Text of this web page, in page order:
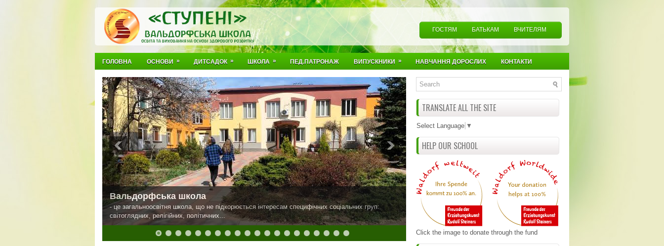
ГОСТЯМ БАТЬКАМ ВЧИТЕЛЯМ
ГОЛОВНА ОСНОВИ » ДИТСАДОК » ШКОЛА » ПЕД.ПАТРОНАЖ ВИПУСКНИКИ » НАВЧАННЯ ДОРОСЛИХ КОНТАКТИ
Вальдорфська школа
- це загальноосвітня школа, що не підкорюється інтересам специфічних соціальних груп:
світоглядних, релігійних, політичних...
TRANSLATE ALL THE SITE
Select Language ▼
HELP OUR SCHOOL
Click the image to donate through the fund